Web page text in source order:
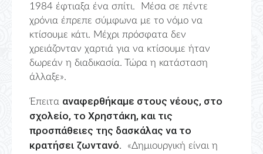
1984 έφτιαξα ένα σπίτι. Μέσα σε πέντε
χρόνια έπρεπε σύμφωνα με το νόμο να
κτίσουμε κάτι. Μέχρι πρόσφατα δεν
χρειάζονταν χαρτιά για να κτίσουμε ήταν
δωρεάν η διαδικασία. Τώρα η κατάσταση
άλλαξε».
Έπειτα αναφερθήκαμε στους νέους, στο
σχολείο, το Χρηστάκη, και τις
προσπάθειες της δασκάλας να το
κρατήσει ζωντανό. «Δημιουργική είναι η